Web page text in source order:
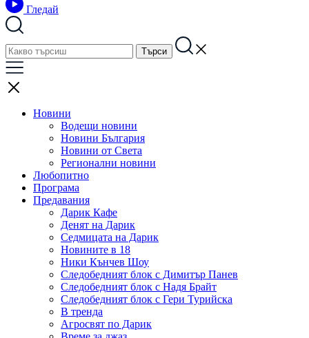
Гледай
Новини
Водещи новини
Новини България
Новини от Света
Регионални новини
Любопитно
Програма
Предавания
Дарик Кафе
Денят на Дарик
Седмицата на Дарик
Новините в 18
Ники Кънчев Шоу
Следобедният блок с Димитър Панев
Следобедният блок с Надя Брайт
Следобедният блок с Гери Турийска
В тренда
Агросвят по Дарик